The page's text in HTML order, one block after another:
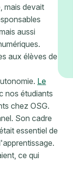
mais devait
aussi
aux élèves de
Le
nos étudiants
chez OSG.
Son cadre
essentiel de
ce qui